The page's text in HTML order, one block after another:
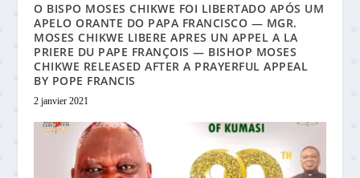
O BISPO MOSES CHIKWE FOI LIBERTADO APÓS UM
APELO ORANTE DO PAPA FRANCISCO — MGR.
MOSES CHIKWE LIBERE APRES UN APPEL A LA
PRIERE DU PAPE FRANÇOIS — BISHOP MOSES
CHIKWE RELEASED AFTER A PRAYERFUL APPEAL
BY POPE FRANCIS
2 janvier 2021